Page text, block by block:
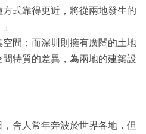
式靠得更近，將從兩地發生的
間；而深圳則擁有廣闊的土地
特質的差異，為兩地的建築設
舍人常年奔波於世界各地，但